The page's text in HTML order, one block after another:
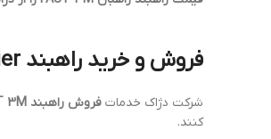
فروش و خرید راهبند FAST 3M – selling & buy FAST 3M barrier
شرکت دژاک خدمات فروش راهبند FAST 3M
کنند.